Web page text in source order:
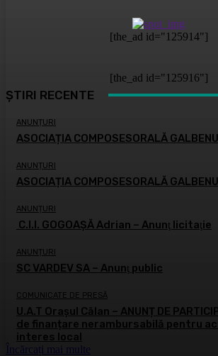
[the_ad id="125914"]
[the_ad id="125916"]
ȘTIRI RECENTE
ANUNȚURI
ASOCIAȚIA COMPOSESORALĂ
ANUNȚURI
ASOCIAȚIA COMPOSESORALĂ
ANUNȚURI
C.I.I. GOGOAŞĂ Adrian – Anunţ licitaţie
ANUNȚURI
SC VARDEV SA – Anunţ public
COMUNICATE DE PRESĂ
U.A.T Orașul Călan – ANUNȚ DE
de finanțare nerambursabilă pentru
interes local
Încărcați mai multe